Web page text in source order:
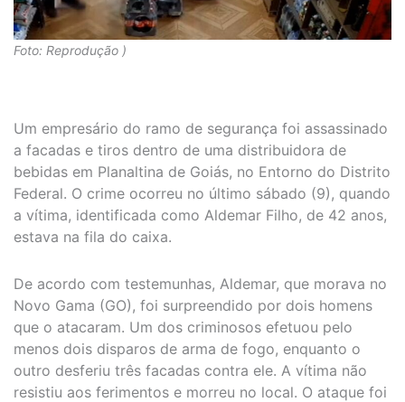
Foto: Reprodução )
Um empresário do ramo de segurança foi assassinado
a facadas e tiros dentro de uma distribuidora de
bebidas em Planaltina de Goiás, no Entorno do Distrito
Federal. O crime ocorreu no último sábado (9), quando
a vítima, identificada como Aldemar Filho, de 42 anos,
estava na fila do caixa.
De acordo com testemunhas, Aldemar, que morava no
Novo Gama (GO), foi surpreendido por dois homens
que o atacaram. Um dos criminosos efetuou pelo
menos dois disparos de arma de fogo, enquanto o
outro desferiu três facadas contra ele. A vítima não
resistiu aos ferimentos e morreu no local. O ataque foi